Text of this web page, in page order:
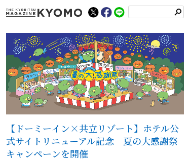
【ドーミーイン×共立リゾート】ホテル公
式サイトリニューアル記念 夏の大感謝祭
キャンペーンを開催